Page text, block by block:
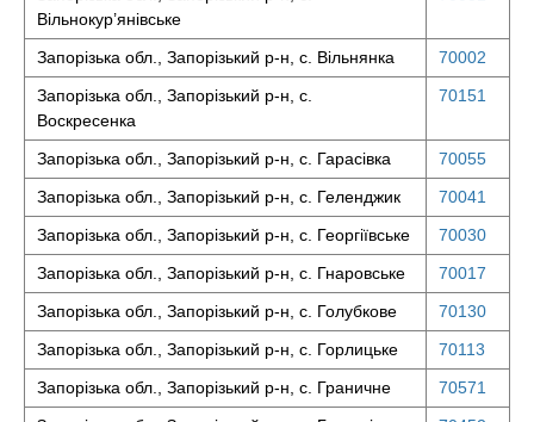
Вільнокур’янівське
Запорізька обл., Запорізький р-н, с. Вільнянка
70002
Запорізька обл., Запорізький р-н, с.
Воскресенка
70151
Запорізька обл., Запорізький р-н, с. Гарасівка
70055
Запорізька обл., Запорізький р-н, с. Геленджик
70041
Запорізька обл., Запорізький р-н, с. Георгіївське
70030
Запорізька обл., Запорізький р-н, с. Гнаровське
70017
Запорізька обл., Запорізький р-н, с. Голубкове
70130
Запорізька обл., Запорізький р-н, с. Горлицьке
70113
Запорізька обл., Запорізький р-н, с. Граничне
70571